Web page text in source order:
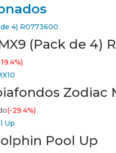
(Pack de 4)
Zodiac
(-29.4%)
Pool Up